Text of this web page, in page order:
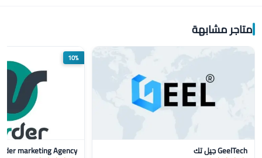
متاجر مشابهة
GeelTech جيل تك
10%
marketing Agency